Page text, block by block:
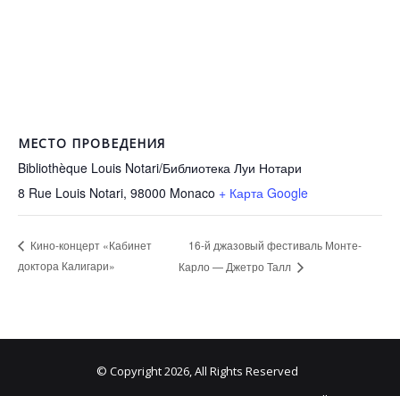
МЕСТО ПРОВЕДЕНИЯ
Bibliothèque Louis Notari/Библиотека Луи Нотари
8 Rue Louis Notari, 98000 Monaco + Карта Google
Кино-концерт «Кабинет
доктора Калигари»
16-й джазовый фестиваль Монте-
Карло — Джетро Талл
© Copyright 2026, All Rights Reserved